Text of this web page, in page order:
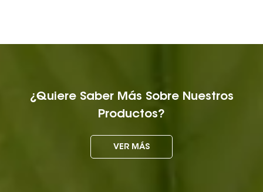
¿Quiere Saber Más Sobre Nuestros
Productos?
VER MÁS